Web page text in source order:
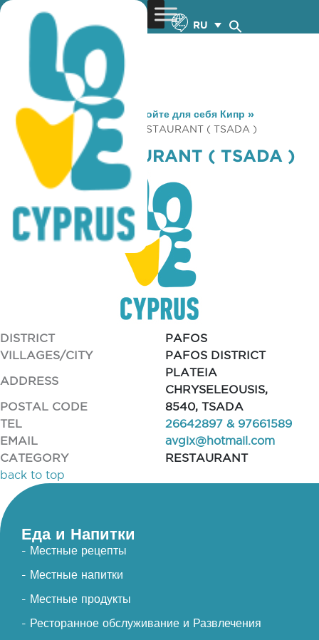
RU
You are here: Home »Откройте для себя Кипр »
Gastronomy
» ARISTOS RESTAURANT ( TSADA )
ARISTOS RESTAURANT ( TSADA )
DISTRICT
PAFOS
VILLAGES/CITY
PAFOS DISTRICT
ADDRESS
PLATEIA
CHRYSELEOUSIS,
POSTAL CODE
8540, TSADA
TEL
26642897 & 97661589
EMAIL
avgix@hotmail.com
CATEGORY
RESTAURANT
back to top
Еда и Напитки
- Местные рецепты
- Местные напитки
- Местные продукты
- Ресторанное обслуживание и Развлечения